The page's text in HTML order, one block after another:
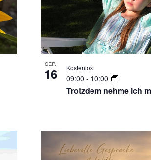
SEP.
16
Trotzdem nehme ich
09:00 - 10:00
Kostenlos